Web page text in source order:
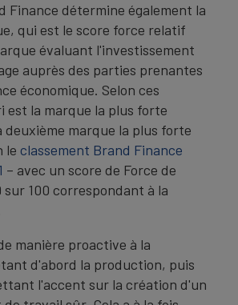
Finance détermine également la
qui est le score force relatif
évaluant l'investissement
auprès des parties prenantes
économique. Selon ces
est la marque la plus forte
deuxième marque la plus forte
le classement Brand Finance
– avec un score de Force de
sur 100 correspondant à la
manière proactive à la
d'abord la production, puis
l'accent sur la création d'un